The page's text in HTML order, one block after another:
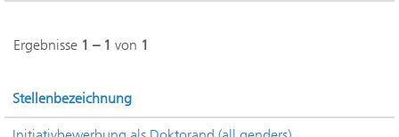
Ergebnisse 1 – 1 von 1
Stellenbezeichnung